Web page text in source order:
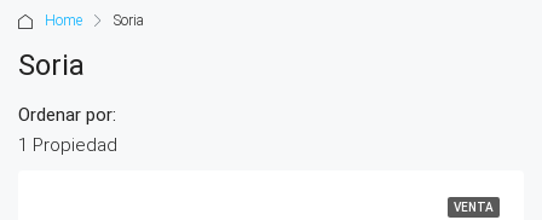
Home Soria
Soria
1 Propiedad
Ordenar por:
VENTA